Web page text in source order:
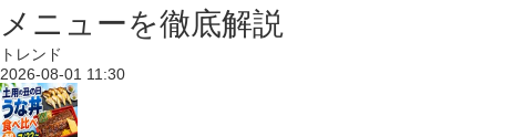
メニューを徹底解説
トレンド
2026-08-01 11:30